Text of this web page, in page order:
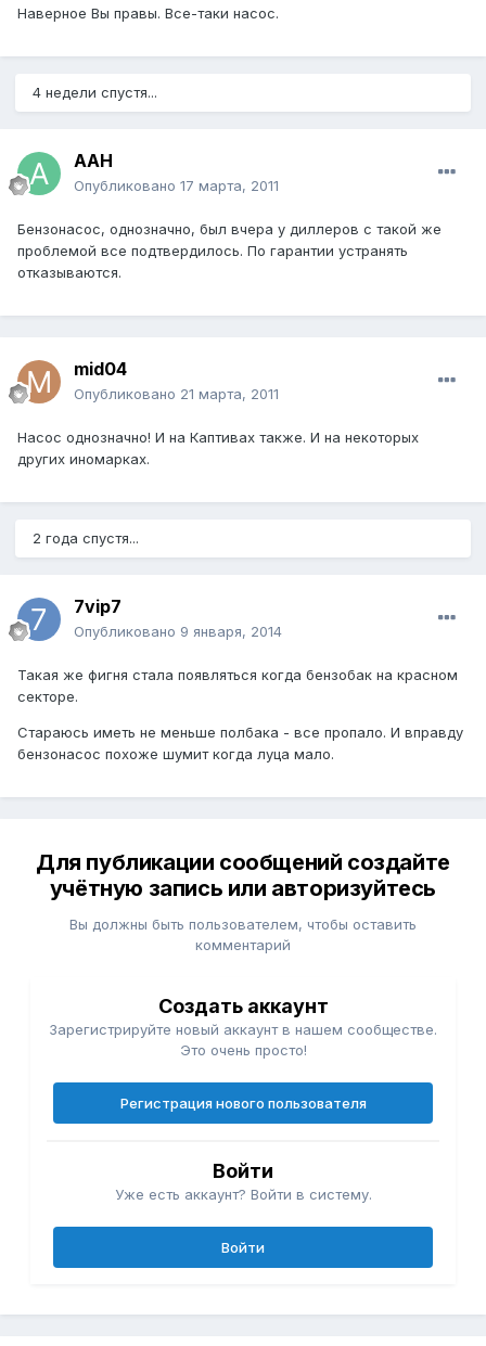
Наверное Вы правы. Все-таки насос.
4 недели спустя...
ААН
Опубликовано 17 марта, 2011
Бензонасос, однозначно, был вчера у диллеров с такой же
проблемой все подтвердилось. По гарантии устранять
отказываются.
mid04
Опубликовано 21 марта, 2011
Насос однозначно! И на Каптивах также. И на некоторых
других иномарках.
2 года спустя...
7vip7
Опубликовано 9 января, 2014
Такая же фигня стала появляться когда бензобак на красном
секторе.
Стараюсь иметь не меньше полбака - все пропало. И вправду
бензонасос похоже шумит когда луца мало.
Для публикации сообщений создайте
учётную запись или авторизуйтесь
Вы должны быть пользователем, чтобы оставить
комментарий
Создать аккаунт
Зарегистрируйте новый аккаунт в нашем сообществе.
Это очень просто!
Регистрация нового пользователя
Войти
Уже есть аккаунт? Войти в систему.
Войти